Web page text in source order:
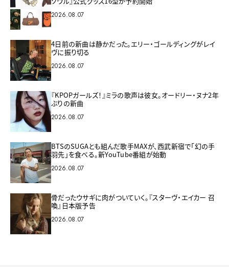
2026.08.07
4日前の新曲は静かだった。エリー・ゴールディングがレイ
ヴに振り切る
2026.08.07
『KPOPガールズ！』ミラの歌声は彼女。オードリー・ヌナ2年
ぶりの新曲
2026.08.07
BTSのSUGAとも組んだ歌手MAXが、西武新宿で「幻の手
羽先」を食べる。新YouTube番組が始動
2026.08.07
骨だったウサギに肉がついていく。『スターヴ・エイカー 召
喚』日本版予告
2026.08.07